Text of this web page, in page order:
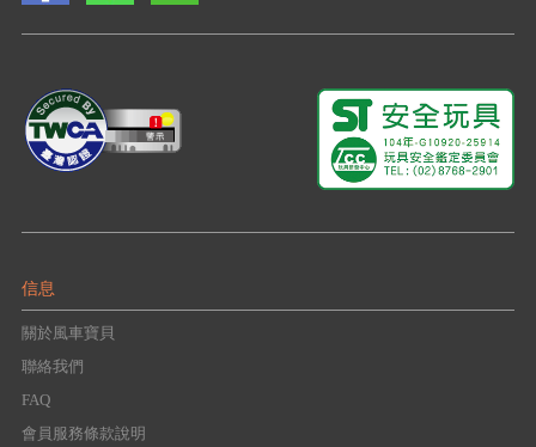
信息
關於風車寶貝
聯絡我們
FAQ
會員服務條款說明